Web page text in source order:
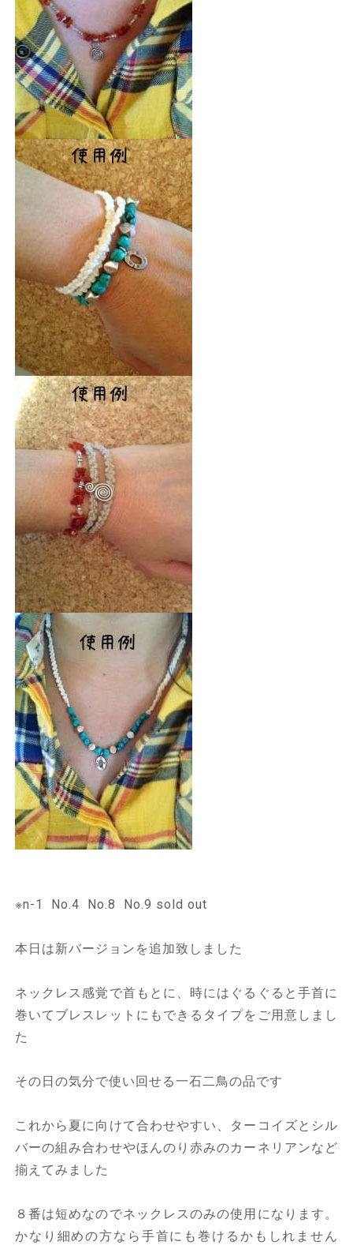
※n-1 No.4 No.8 No.9 sold out
本日は新バージョンを追加致しました
ネックレス感覚で首もとに、時にはぐるぐると手首に
巻いてブレスレットにもできるタイプをご用意しまし
た
その日の気分で使い回せる一石二鳥の品です
これから夏に向けて合わせやすい、ターコイズとシル
バーの組み合わせやほんのり赤みのカーネリアンなど
揃えてみました
８番は短めなのでネックレスのみの使用になります。
かなり細めの方なら手首にも巻けるかもしれません